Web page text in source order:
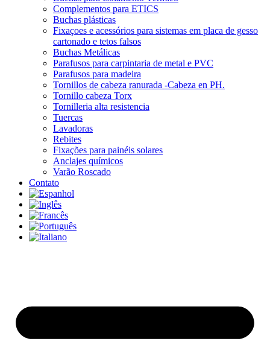
Complementos para ETICS
Buchas plásticas
Fixaçoes e acessórios para sistemas em placa de gesso
cartonado e tetos falsos
Buchas Metálicas
Parafusos para carpintaria de metal e PVC
Parafusos para madeira
Tornillos de cabeza ranurada -Cabeza en PH.
Tornillo cabeza Torx
Tornilleria alta resistencia
Tuercas
Lavadoras
Rebites
Fixações para painéis solares
Anclajes químicos
Varão Roscado
Contato